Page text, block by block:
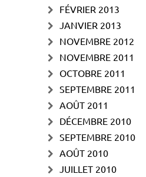
FÉVRIER 2013
JANVIER 2013
NOVEMBRE 2012
NOVEMBRE 2011
OCTOBRE 2011
SEPTEMBRE 2011
AOÛT 2011
DÉCEMBRE 2010
SEPTEMBRE 2010
AOÛT 2010
JUILLET 2010